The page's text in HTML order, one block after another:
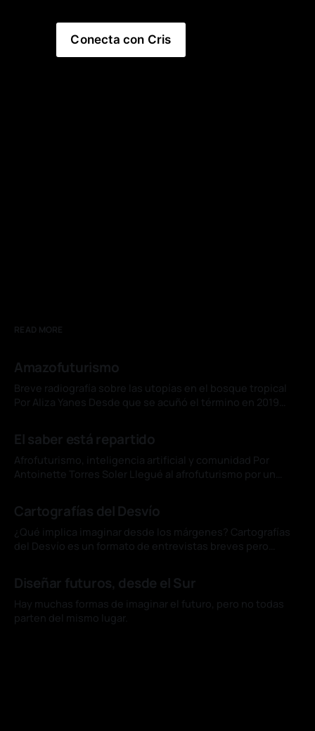
Conecta con Cris
READ MORE
Amazofuturismo
Breve radiografía sobre las utopías en el bosque tropical
Por Aliza Yanes Desde que se acuñó el término en 2019
en Brasil, el concepto de amazofuturismo se ha
consolidado en ese país como subgénero de la literatura
de ciencia ficción y
El saber está repartido
Afrofuturismo, inteligencia artificial y comunidad Por
Antoinette Torres Soler Llegué al afrofuturismo por un
conocidos, imagina una catástrofe que arrasa Nueva York y
deja vivos, por un instante, a un hombre negro y una mujer
blanca. En
Cartografías del Desvío
¿Qué implica imaginar desde los márgenes? Cartografías
del Desvío es un formato de entrevistas breves pero
Sur y para el Sur. Mientras muchos imaginan el futuro
mirando hacia adelante, la artista peruana Chonon Bensho,
lo
Diseñar futuros, desde el Sur
Hay muchas formas de imaginar el futuro, pero no todas
parten del mismo lugar.